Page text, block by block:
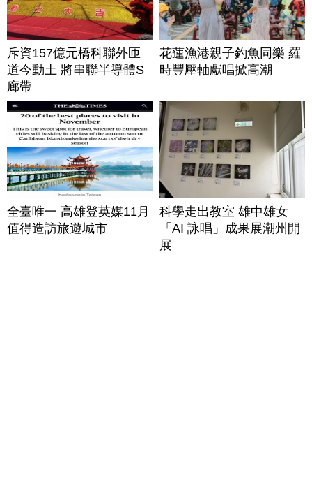
斥資157億元橋科聯外匝
道今動土 將串聯半導體S
廊帶
花蓮漁港親子釣魚同樂 羅
時豐壓軸獻唱掀高潮
全臺唯一 高雄登英媒11月
值得造訪旅遊城市
科學走出教室 雄中雄女
「AI 詠唱」成果展潮州開
展